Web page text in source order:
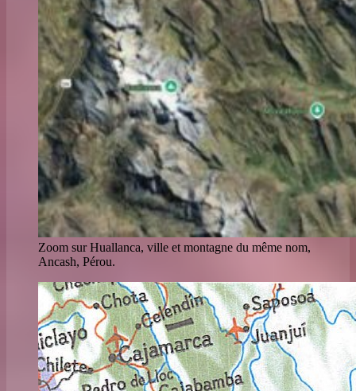
Zoom sur Huallanca, ville et montagne du même nom,
Ancash, Pérou.